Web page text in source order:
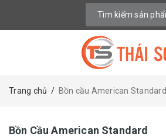
Trang chủ / Bồn cầu American Standard
Bồn Cầu American Standard